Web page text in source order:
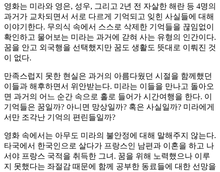
영화는 미라와 영은, 성우, 그리고 2년 전 자살한 해란 등 4명의
과거가 교차되면서 서로 다르게 기억되고 잊힌 사실들에 대해
이야기한다. 무의식 속에서 스스로 삭제한 기억들을 끊임없이
확인하고 물어보는 미라는 과거에 갇혀 사는 유형의 인간이다.
꿈을 안고 외국행을 선택했지만 꿈도 생활도 뜻대로 이뤄진 것
이 없다.
만족스럽지 못한 현실은 과거의 아름다웠던 시절을 함께했던
이들과 해후하면서 위안받는다. 미라는 이들을 만나고 돌아오
면 과거의 어느 순간 속으로 홀로 들어가 시간여행을 한다. 이
기억들은 꿈일까? 아니면 망상일까? 혹은 사실일까? 미라에게
서만 조각난 기억의 편린들일까?
영화 속에서는 아무도 미라의 불안정에 대해 말해주지 않는다.
타국에서 한국인으로 살다가 프랑스인 남편과 이혼을 하고 나
서야 프랑스 국적을 취득한 그녀. 꿈을 위해 노력했으나 이루
지 못했다는 좌절감 때문에 함께 공부한 동료들에 대한 선망을